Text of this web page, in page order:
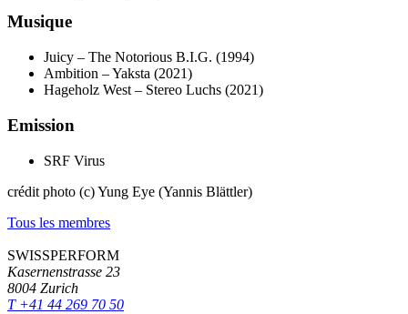
Musique
Juicy – The Notorious B.I.G. (1994)
Ambition – Yaksta (2021)
Hageholz West – Stereo Luchs (2021)
Emission
SRF Virus
crédit photo (c) Yung Eye (Yannis Blättler)
Tous les membres
SWISSPERFORM
Kasernenstrasse 23
8004 Zurich
T +41 44 269 70 50